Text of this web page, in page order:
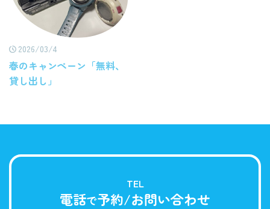
2026/03/4
春のキャンペーン「無料、
貸し出し」
TEL
電話で予約/お問い合わせ